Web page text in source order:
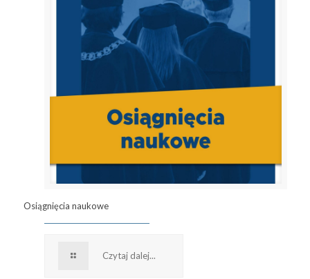
Osiągnięcia naukowe
Czytaj dalej...